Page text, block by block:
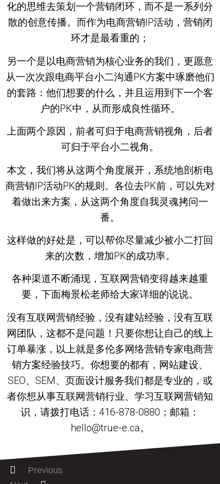
化的思维去策划一个营销闭环，而不是一系列分
散的创意传播。而作为电商营销IP活动，营销闭
环才是最看重的；
另一个是以电商营销为核心业务的我们，更愿意
从一次次跟电商平台小二沟通PK方案中琢磨他们
的套路：他们想要的什么，并且运用到下一个客
户的PK中，从而形成良性循环。
上面两个原因，前者可归于电商营销视角，后者
可归于平台小二视角。
本文，我们将从这两个角度展开，系统地剖析电
商营销IP活动PK的规则。各位去PK前，可以先对
着做出来方案，从这两个角度自我灵魂拷问一
番。
这样做的好处是，可以帮你尽量减少被小二打回
来的次数，增加PK的成功率。
各种渠道不断涌现，互联网营销变得越来越重
要，下面梅景松老师给大家详细的说说。
没有互联网营销经验，没有建站经验，没有互联
网团队，这都不是问题！只要你想让自己的线上
订单暴涨，以上就是多伦多网络营销专家电商营
销方案经验技巧。你想要的都有，网站建设、
SEO、SEM、页面设计服务我们都是专业的，或
者你想从事互联网营销行业、学习互联网营销知
识，请拨打电话：416-878-0880；邮箱：
hello@true-e.ca。
Previous